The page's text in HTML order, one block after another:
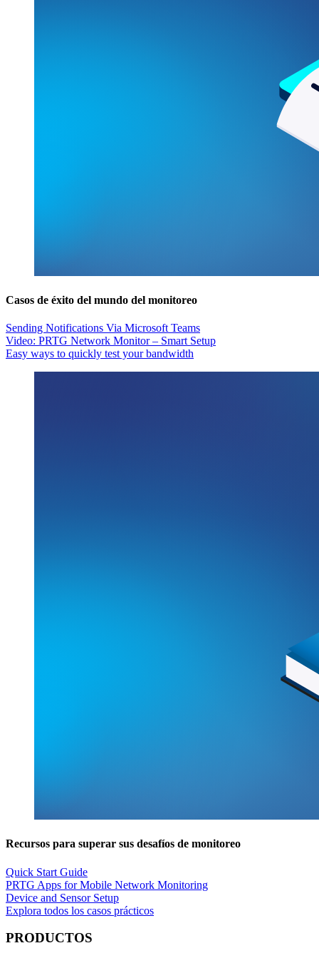
Casos de éxito del mundo del monitoreo
Sending Notifications Via Microsoft Teams
Video: PRTG Network Monitor – Smart Setup
Easy ways to quickly test your bandwidth
Recursos para superar sus desafíos de monitoreo
Quick Start Guide
PRTG Apps for Mobile Network Monitoring
Device and Sensor Setup
Explora todos los casos prácticos
PRODUCTOS